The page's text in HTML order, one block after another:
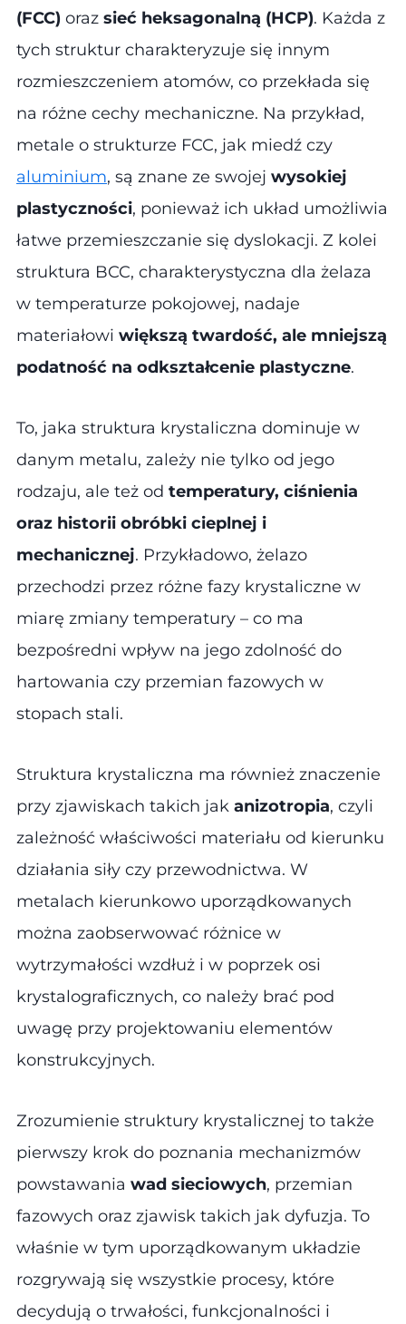
(FCC) oraz sieć heksagonalną (HCP). Każda z
tych struktur charakteryzuje się innym
rozmieszczeniem atomów, co przekłada się
na różne cechy mechaniczne. Na przykład,
metale o strukturze FCC, jak miedź czy
aluminium, są znane ze swojej wysokiej
plastyczności, ponieważ ich układ umożliwia
łatwe przemieszczanie się dyslokacji. Z kolei
struktura BCC, charakterystyczna dla żelaza
w temperaturze pokojowej, nadaje
materiałowi większą twardość, ale mniejszą
podatność na odkształcenie plastyczne.
To, jaka struktura krystaliczna dominuje w
danym metalu, zależy nie tylko od jego
rodzaju, ale też od temperatury, ciśnienia
oraz historii obróbki cieplnej i
mechanicznej. Przykładowo, żelazo
przechodzi przez różne fazy krystaliczne w
miarę zmiany temperatury – co ma
bezpośredni wpływ na jego zdolność do
hartowania czy przemian fazowych w
stopach stali.
Struktura krystaliczna ma również znaczenie
przy zjawiskach takich jak anizotropia, czyli
zależność właściwości materiału od kierunku
działania siły czy przewodnictwa. W
metalach kierunkowo uporządkowanych
można zaobserwować różnice w
wytrzymałości wzdłuż i w poprzek osi
krystalograficznych, co należy brać pod
uwagę przy projektowaniu elementów
konstrukcyjnych.
Zrozumienie struktury krystalicznej to także
pierwszy krok do poznania mechanizmów
powstawania wad sieciowych, przemian
fazowych oraz zjawisk takich jak dyfuzja. To
właśnie w tym uporządkowanym układzie
rozgrywają się wszystkie procesy, które
decydują o trwałości, funkcjonalności i